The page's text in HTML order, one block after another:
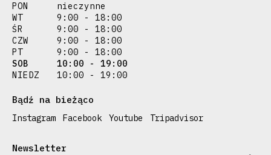
PON
nieczynne
WT
9:00 - 18:00
ŚR
9:00 - 18:00
CZW
9:00 - 18:00
PT
9:00 - 18:00
SOB
10:00 - 19:00
NIEDZ
10:00 - 19:00
Bądź na bieżąco
Instagram Facebook Youtube Tripadvisor
Newsletter